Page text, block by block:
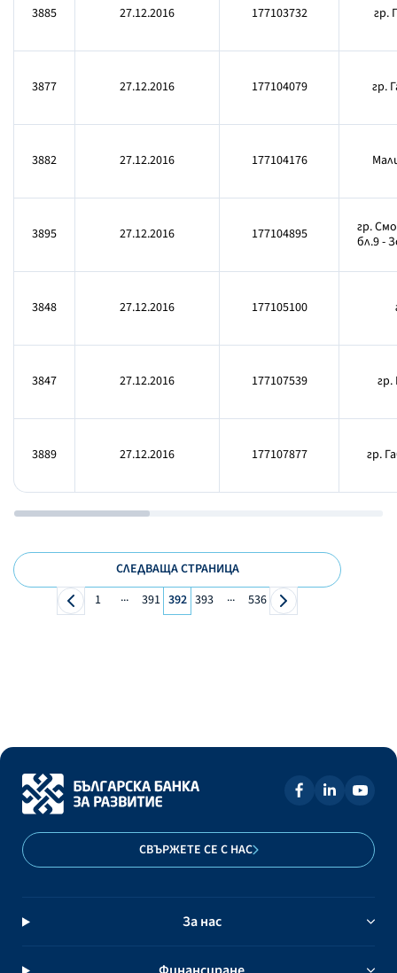
3885 27.12.2016 177103732 гр.
3877 27.12.2016 177104079 гр.
3882 27.12.2016 177104176
3895 27.12.2016 177104895
гр.
бл.9 -
3848 27.12.2016 177105100
3847 27.12.2016 177107539
3889 27.12.2016 177107877 гр.
СЛЕДВАЩА СТРАНИЦА
1
... 391 392 393 ... 536
СВЪРЖЕТЕ СЕ С НАС
За нас